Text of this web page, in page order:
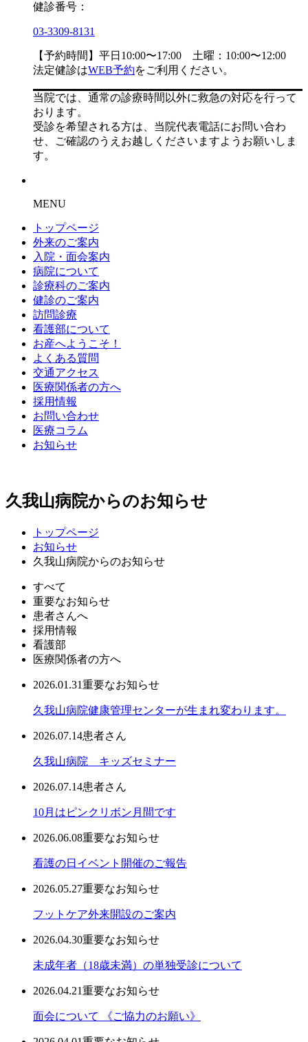
健診番号：
03-3309-8131
【予約時間】平日10:00〜17:00 土曜：10:00〜12:00
法定健診はWEB予約をご利用ください。
当院では、通常の診療時間以外に救急の対応を行って
おります。
受診を希望される方は、当院代表電話にお問い合わ
せ、ご確認のうえお越しくださいますようお願いしま
す。
MENU
トップページ
外来のご案内
入院・面会案内
病院について
診療科のご案内
健診のご案内
訪問診療
看護部について
お産へようこそ！
よくある質問
交通アクセス
医療関係者の方へ
採用情報
お問い合わせ
医療コラム
お知らせ
久我山病院からのお知らせ
トップページ
お知らせ
久我山病院からのお知らせ
すべて
重要なお知らせ
患者さんへ
採用情報
看護部
医療関係者の方へ
2026.01.31重要なお知らせ
久我山病院健康管理センターが生まれ変わります。
2026.07.14患者さん
久我山病院 キッズセミナー
2026.07.14患者さん
10月はピンクリボン月間です
2026.06.08重要なお知らせ
看護の日イベント開催のご報告
2026.05.27重要なお知らせ
フットケア外来開設のご案内
2026.04.30重要なお知らせ
未成年者（18歳未満）の単独受診について
2026.04.21重要なお知らせ
面会について 《ご協力のお願い》